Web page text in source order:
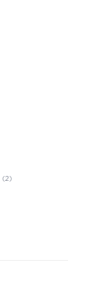
(2)